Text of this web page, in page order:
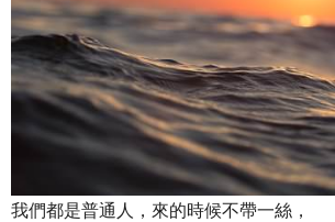
我們都是普通人，來的時候不帶一絲，